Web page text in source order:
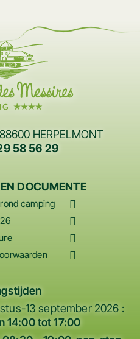
HERPELMONT
58 56 29
DOCUMENTE
camping
13 september 2026 :
14:00 tot 17:00